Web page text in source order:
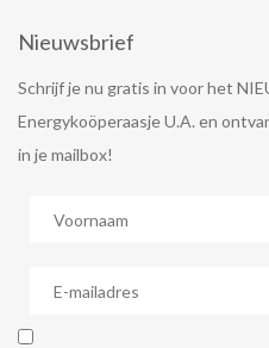
Nieuwsbrief
Schrijf je nu gratis in voor het
Energykoöperaasje U.A. en
in je mailbox!